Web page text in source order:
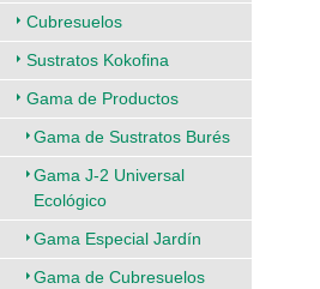
Cubresuelos
Sustratos Kokofina
Gama de Productos
Gama de Sustratos Burés
Gama J-2 Universal
Ecológico
Gama Especial Jardín
Gama de Cubresuelos